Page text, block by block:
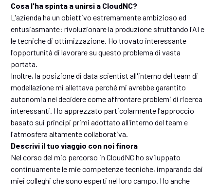
Cosa l'ha spinta a unirsi a CloudNC?
L'azienda ha un obiettivo estremamente ambizioso ed
entusiasmante: rivoluzionare la produzione sfruttando l'AI e
le tecniche di ottimizzazione. Ho trovato interessante
l'opportunità di lavorare su questo problema di vasta
portata.
Inoltre, la posizione di data scientist all'interno del team di
modellazione mi allettava perché mi avrebbe garantito
autonomia nel decidere come affrontare problemi di ricerca
interessanti. Ho apprezzato particolarmente l'approccio
basato sui principi primi adottato all'interno del team e
l'atmosfera altamente collaborativa.
Descrivi il tuo viaggio con noi finora
Nel corso del mio percorso in CloudNC ho sviluppato
continuamente le mie competenze tecniche, imparando dai
miei colleghi che sono esperti nel loro campo. Ho anche